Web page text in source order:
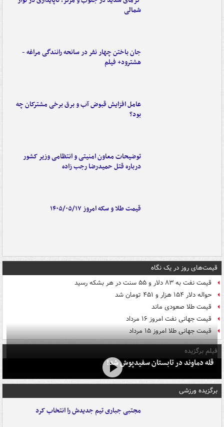
شمالی
جان باختن چهار نفر در سانحه رانندگی مراغه -
هشترود+ فیلم
عامل افزایش قبوض آب و برق برخی مشترکان چه
بود؟
توضیحات معاون امنیتی و انتظامی وزیر کشور
درباره قتل حمیدرضا رجب زاده
قیمت طلا و سکه امروز ۱۴۰۵/۰۵/۱۷
قیمت‌های روز در یک نگاه
قیمت نفت به ۸۳ دلار و ۵۵ سنت در هر بشکه رسید
حواله دلار ۱۵۴ هزار و ۴۵۱ تومان شد
قیمت طلا صعودی ماند
قیمت جهانی نفت امروز ۱۶ مرداد
قیمت جهانی طلا امروز ۱۵ مرداد
فیلم برگزیده
قله دماوند در تابستان سفیدپوش شد!
برگزیده ورزشی
مجتبی جباری تیم جدیدش را انتخاب کرد